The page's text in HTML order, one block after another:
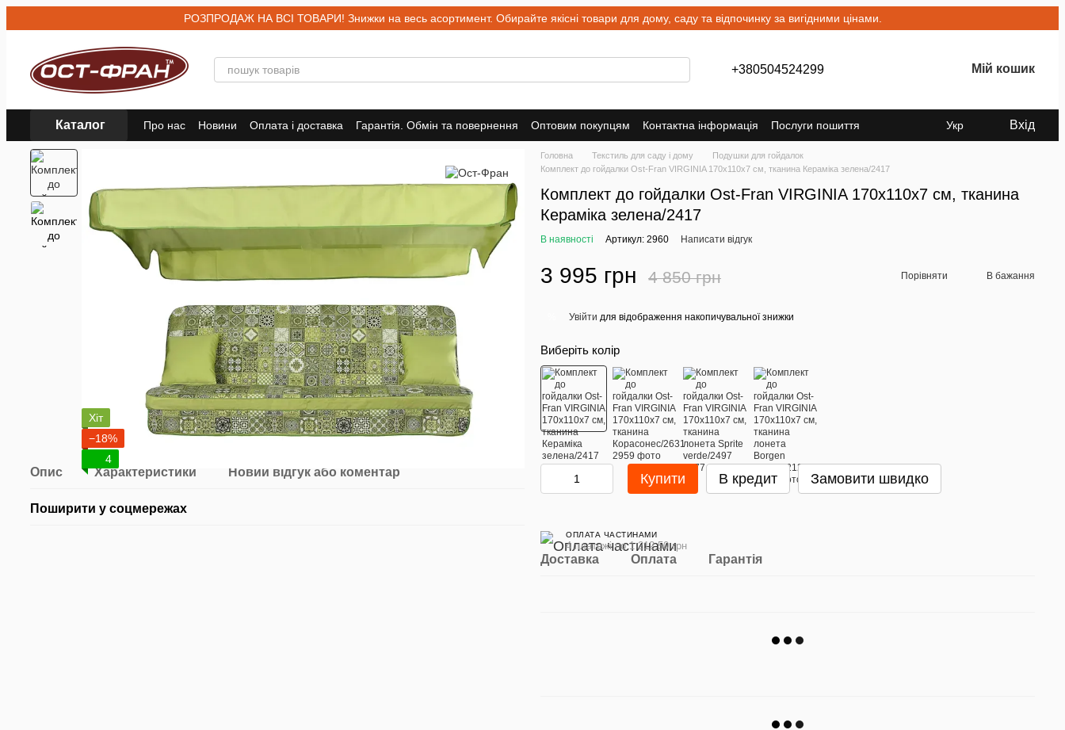
РОЗПРОДАЖ НА ВСІ ТОВАРИ! Знижки на весь асортимент. Обирайте якісні товари для дому, саду та відпочинку за вигідними цінами.
+380504524299 Мій кошик
Каталог Про нас Новини Оплата і доставка Гарантія. Обмін та повернення Оптовим покупцям Контактна інформація
Послуги пошиття
Договір публічної оферти
Укр Вхід
Хіт
−18%
4
Опис Характеристики Новий відгук або коментар
Поширити у соцмережах
Головна Текстиль для саду і дому
Подушки для гойдалок
Комплект до гойдалки Ost-Fran VIRGINIA 170x110x7 см, тканина Кераміка зелена/2417
Комплект до гойдалки Ost-Fran VIRGINIA 170x110x7 см, тканина
Кераміка зелена/2417
В наявності Артикул: 2960 Написати відгук
3 995 грн 4 850 грн Порівняти В бажання
Увійти для відображення накопичувальної знижки
Виберіть колір
Купити В кредит Замовити швидко
ОПЛАТА ЧАСТИНАМИ
4 платежі по 1 212.50 грн
Доставка Оплата Гарантія